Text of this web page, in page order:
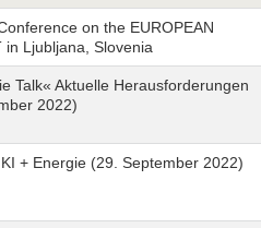
on the EUROPEAN
in Ljubljana, Slovenia
Talk« Aktuelle Herausforderungen
2022)
+ Energie (29. September 2022)